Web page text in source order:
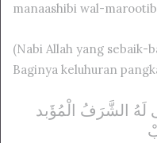
manaashibi wal-
(Nabi Allah yang sebaik-
Baginya keluhuran
ﻟَﻪُ ﺍﻟﺸَّﺮَﻑُ ﺍﻟْﻤُﺆَبد